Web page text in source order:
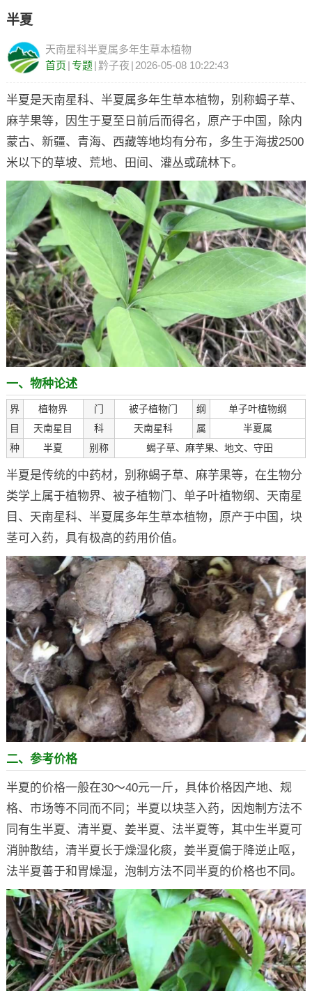
半夏
天南星科半夏属多年生草本植物
首页 |专题|黔子夜 | 2026-05-08 10:22:43
半夏是天南星科、半夏属多年生草本植物，别称蝎子草、
麻芋果等，因生于夏至日前后而得名，原产于中国，除内
蒙古、新疆、青海、西藏等地均有分布，多生于海拔2500
米以下的草坡、荒地、田间、灌丛或疏林下。
一、物种论述
界 植物界 门 被子植物门 纲
单子叶植物纲
目
天南星目 科 天南星科 属
半夏属
种
半夏 别称 蝎子草、麻芋果、地文、守田
半夏是传统的中药材，别称蝎子草、麻芋果等，在生物分
类学上属于植物界、被子植物门、单子叶植物纲、天南星
目、天南星科、半夏属多年生草本植物，原产于中国，块
茎可入药，具有极高的药用价值。
二、参考价格
半夏的价格一般在30～40元一斤，具体价格因产地、规
格、市场等不同而不同；半夏以块茎入药，因炮制方法不
同有生半夏、清半夏、姜半夏、法半夏等，其中生半夏可
消肿散结，清半夏长于燥湿化痰，姜半夏偏于降逆止呕，
法半夏善于和胃燥湿，泡制方法不同半夏的价格也不同。